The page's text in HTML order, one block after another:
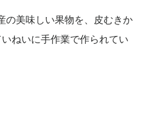
美味しい果物を、皮むきか
ねいに手作業で作られてい